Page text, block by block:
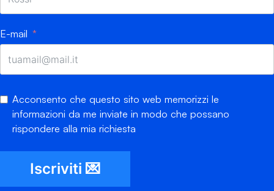
E-mail
Acconsento che questo sito web memorizzi le
informazioni da me inviate in modo che possano
rispondere alla mia richiesta
Iscriviti 💌